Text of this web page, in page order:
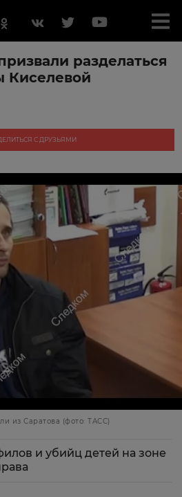
разделаться
Киселевой
С ДРУЗЬЯМИ
из Саратова (фото: ТАСС)
и убийц детей на зоне